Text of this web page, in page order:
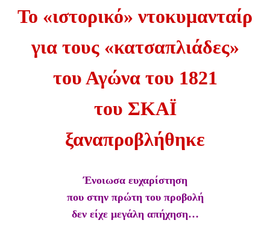
Το «ιστορικό» ντοκυμανταίρ
για τους «κατσαπλιάδες»
του Αγώνα του 1821
του ΣΚΑΪ
ξαναπροβλήθηκε
Ένοιωσα ευχαρίστηση
που στην πρώτη του προβολή
δεν είχε μεγάλη απήχηση…